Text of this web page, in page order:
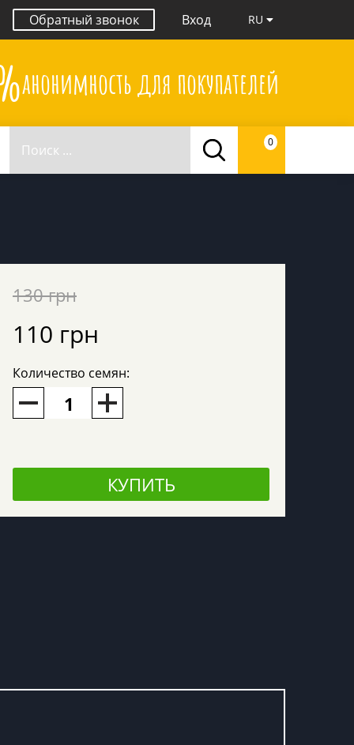
Обратный звонок Вход RU
анонимность для покупателей
0
130 грн
110 грн
Количество семян:
КУПИТЬ